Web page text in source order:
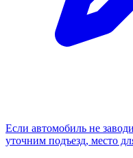
Если автомобиль не
уточним подъезд, место